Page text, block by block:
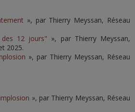
», par Thierry Meyssan, Réseau
12 jours" », par Thierry Meyssan,
2025.
», par Thierry Meyssan, Réseau
», par Thierry Meyssan, Réseau